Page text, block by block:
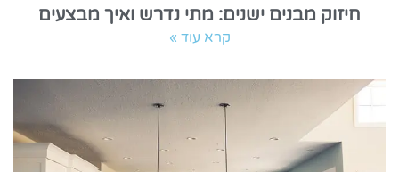
חיזוק מבנים ישנים: מתי נדרש ואיך מבצעים
קרא עוד »